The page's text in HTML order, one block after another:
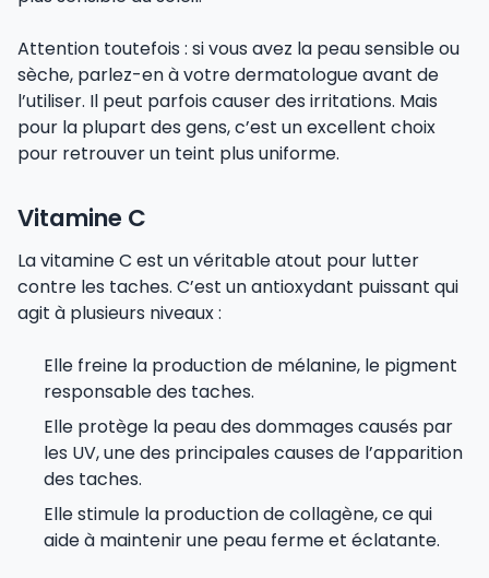
Attention toutefois : si vous avez la peau sensible ou
sèche, parlez-en à votre dermatologue avant de
l’utiliser. Il peut parfois causer des irritations. Mais
pour la plupart des gens, c’est un excellent choix
pour retrouver un teint plus uniforme.
Vitamine C
La vitamine C est un véritable atout pour lutter
contre les taches. C’est un antioxydant puissant qui
agit à plusieurs niveaux :
Elle freine la production de mélanine, le pigment
responsable des taches.
Elle protège la peau des dommages causés par
les UV, une des principales causes de l’apparition
des taches.
Elle stimule la production de collagène, ce qui
aide à maintenir une peau ferme et éclatante.